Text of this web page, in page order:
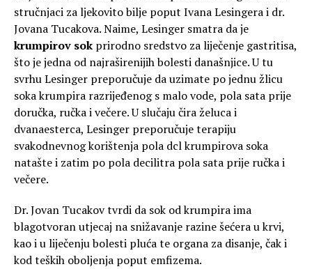
stručnjaci za ljekovito bilje poput Ivana Lesingera i dr.
Jovana Tucakova. Naime, Lesinger smatra da je
krumpirov sok prirodno sredstvo za liječenje gastritisa,
što je jedna od najraširenijih bolesti današnjice. U tu
svrhu Lesinger preporučuje da uzimate po jednu žlicu
soka krumpira razrijeđenog s malo vode, pola sata prije
doručka, ručka i večere. U slučaju čira želuca i
dvanaesterca, Lesinger preporučuje terapiju
svakodnevnog korištenja pola dcl krumpirova soka
natašte i zatim po pola decilitra pola sata prije ručka i
večere.
Dr. Jovan Tucakov tvrdi da sok od krumpira ima
blagotvoran utjecaj na snižavanje razine šećera u krvi,
kao i u liječenju bolesti pluća te organa za disanje, čak i
kod teških oboljenja poput emfizema.